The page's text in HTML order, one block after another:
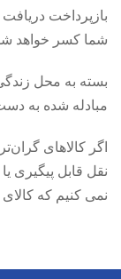
بازپرداخت
شما کسر خواهد
بسته به محل
مبادله شده به
اگر کالاهای
نقل قابل پیگیری
نمی کنیم که